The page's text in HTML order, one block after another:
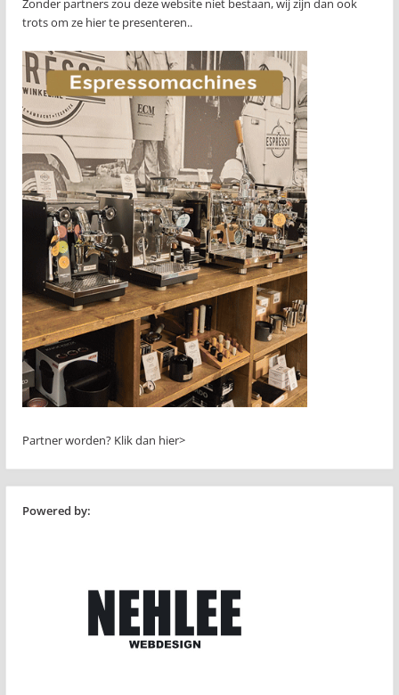
Zonder partners zou deze website niet bestaan, wij zijn dan ook
trots om ze hier te presenteren..
Partner worden? Klik dan hier>
Powered by: